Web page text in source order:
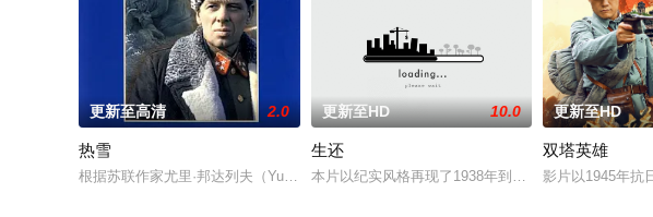
更新至高清 2.0
热雪
根据苏联作家尤里·邦达列夫（Yuri Bondarev）的同名小说改编。
更新至HD 10.0
生还
本片以纪实风格再现了1938年到1945年抗日联军第
更新至HD
双塔英雄
影片以1945年抗